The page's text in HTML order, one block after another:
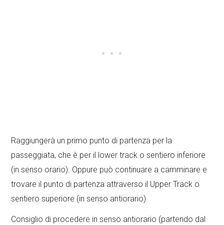
Raggiungerà un primo punto di partenza per la
passeggiata, che è per il lower track o sentiero inferiore
(in senso orario). Oppure può continuare a camminare e
trovare il punto di partenza attraverso il Upper Track o
sentiero superiore (in senso antiorario).
Consiglio di procedere in senso antiorario (partendo dal